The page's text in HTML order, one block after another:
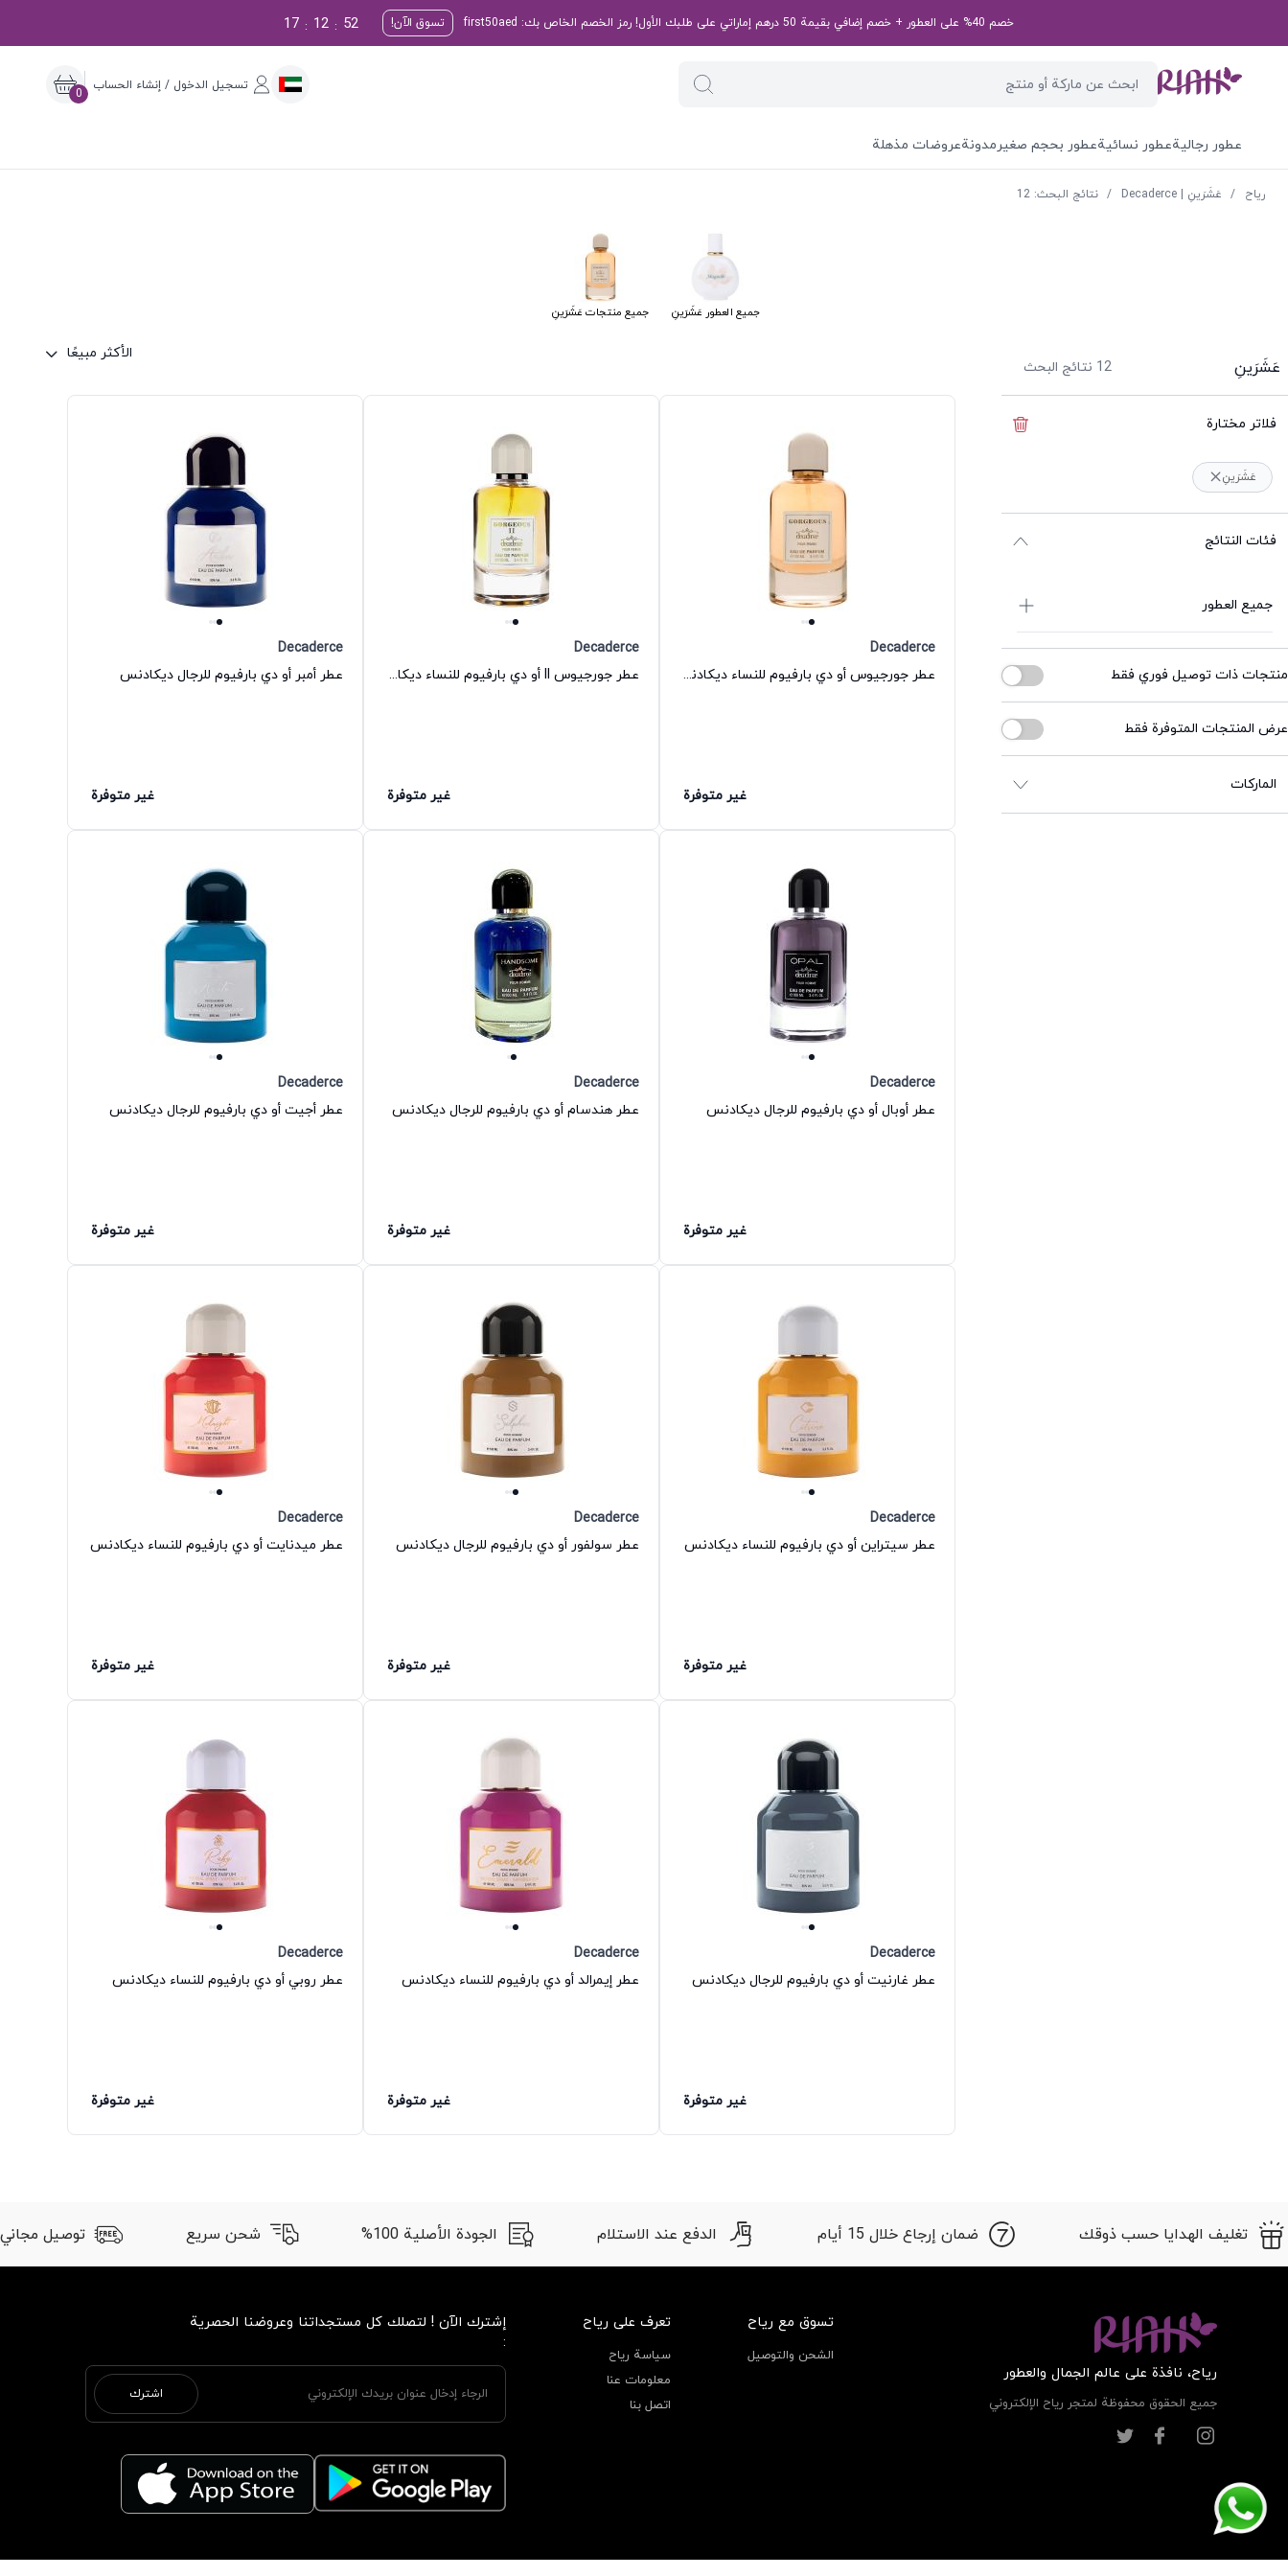
خصم 40% على العطور + خصم إضافي بقيمة 50 درهم إماراتي على طلبك الأول! رمز الخصم الخاص بك: first50aed تسوق الآن! 51
:
12
:
17
تسجيل الدخول / إنشاء الحساب
0
عطور رجاليةعطور نسائيةعطور بحجم صغيرمدونةعروضات مذهلة
ریاح / عَشَرَينِ | Decaderce / نتائج البحث: 12
جميع العطور عَشَرَينِ جميع منتجات عَشَرَينِ
عَشَرَينِ 12 نتائج البحث
الأكثر مبيعًا
فلاتر مختارة
عَشَرَينِ
فئات النتائج
جميع العطور
منتجات ذات توصيل فوري فقط
عرض المنتجات المتوفرة فقط
الماركات
Decaderce
عطر جورجيوس أو دي بارفيوم للنساء ديكادنس
غير متوفرة
Decaderce
عطر جورجيوس II أو دي بارفيوم للنساء ديكادنس
غير متوفرة
Decaderce
عطر أمبر أو دي بارفيوم للرجال ديكادنس
غير متوفرة
Decaderce
عطر أوبال أو دي بارفيوم للرجال ديكادنس
غير متوفرة
Decaderce
عطر هندسام أو دي بارفيوم للرجال ديكادنس
غير متوفرة
Decaderce
عطر أجيت أو دي بارفيوم للرجال ديكادنس
غير متوفرة
Decaderce
عطر سيتراين أو دي بارفيوم للنساء ديكادنس
غير متوفرة
Decaderce
عطر سولفور أو دي بارفيوم للرجال ديكادنس
غير متوفرة
Decaderce
عطر ميدنايت أو دي بارفيوم للنساء ديكادنس
غير متوفرة
Decaderce
عطر غارنيت أو دي بارفيوم للرجال ديكادنس
غير متوفرة
Decaderce
عطر إيمرالد أو دي بارفيوم للنساء ديكادنس
غير متوفرة
Decaderce
عطر روبي أو دي بارفيوم للنساء ديكادنس
غير متوفرة
تغليف الهدايا حسب ذوقك ضمان إرجاع خلال 15 أيام الدفع عند الاستلام الجودة الأصلية 100% شحن سريع توصيل مجاني
ریاح، نافذة على عالم الجمال والعطور
جميع الحقوق محفوظة لمتجر ریاح الإلكتروني
تسوق مع رياح
الشحن والتوصيل
تعرف على رياح
سياسة رياح
معلومات عنا
اتصل بنا
إشترك الآن ! لتصلك كل مستجداتنا وعروضنا الحصرية
:
اشترك